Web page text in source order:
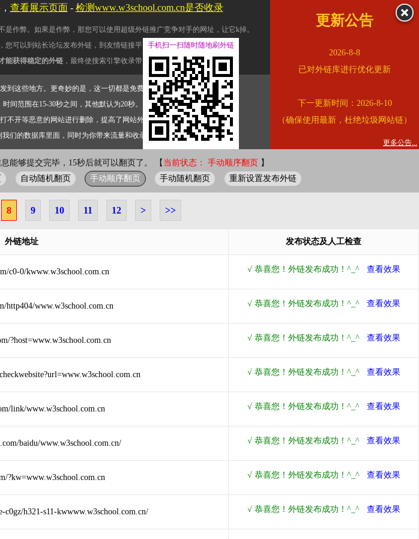
作弊。如果是作弊，那您可以使用超级外链推广竞争对手的网址，让它k掉。
您可以到站长论坛发布外链，到友情链接平台交换友情链接。
能获得稳定的外链 ，最终使搜索引擎收录带网址的查询页面。
到这些地方。更奇妙的是，这一切都是免费的。
间范围在15-30秒之间，其他默认为20秒。）
不开等恶意的网站进行删除，提高了网站外链的质量。
我们的数据库里面，同时为你带来流量和收录。 错误外链纠正
能够提交完毕，15秒后就可以翻页了。 【 当前状态： 手动顺序翻页 】
自动随机翻页 手动顺序翻页 手动随机翻页 重新设置发布外链
8 9 10 11 12 > >>
外链地址 发布状态及人工检查
c0-0/kwww.w3school.com.cn
http404/www.w3school.com.cn
?host=www.w3school.com.cn
link/www.w3school.com.cn
baidu/www.w3school.com.cn/
?kw=www.w3school.com.cn
c0gz/h321-s11-kwwww.w3school.com.cn/
查看展示页面- 检测www.w3school.com.cn是否收录
更新公告
2026-8-8
已对外链库进行优化更新
下一更新时间：2026-8-10
（确保使用最新，杜绝垃圾网站链）
更多公告...
手机扫一扫随时随地刷外链